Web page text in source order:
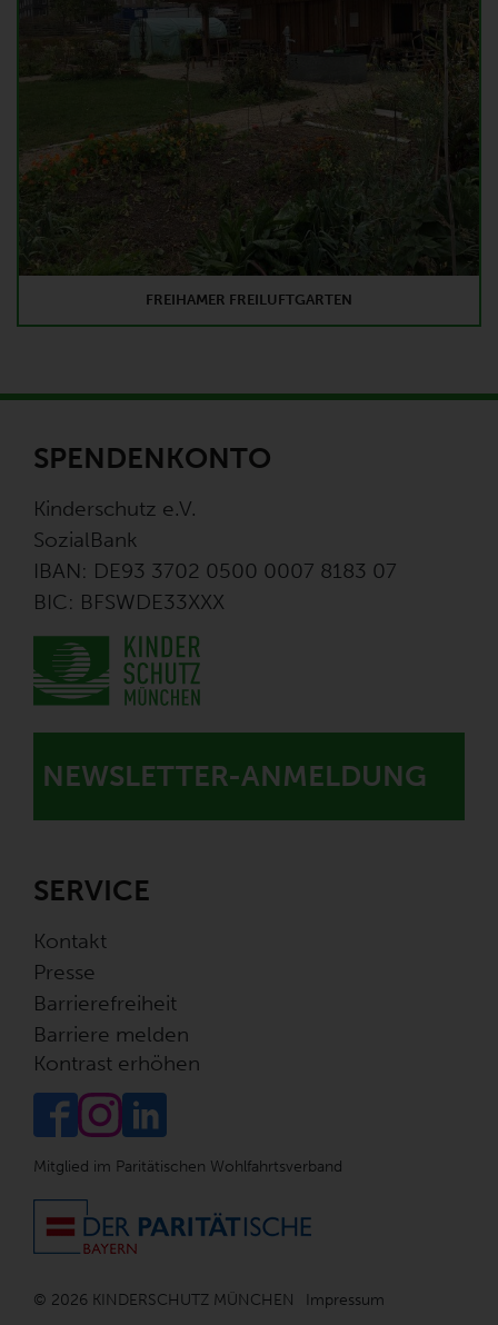
FREIHAMER FREILUFTGARTEN
SPENDENKONTO
Kinderschutz e.V.
SozialBank
IBAN: DE93 3702 0500 0007 8183 07
BIC: BFSWDE33XXX
NEWSLETTER-ANMELDUNG
SERVICE
Kontakt
Presse
Barrierefreiheit
Barriere melden
Kontrast erhöhen
Mitglied im Paritätischen Wohlfahrtsverband
© 2026 KINDERSCHUTZ MÜNCHEN Impressum